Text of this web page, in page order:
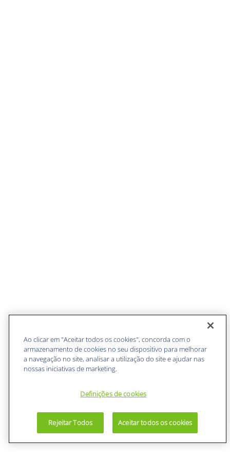
Ao clicar em "Aceitar todos os cookies", concorda com o
armazenamento de cookies no seu dispositivo para melhorar
a navegação no site, analisar a utilização do site e ajudar nas
nossas iniciativas de marketing.
Definições de cookies
Rejeitar Todos Aceitar todos os cookies